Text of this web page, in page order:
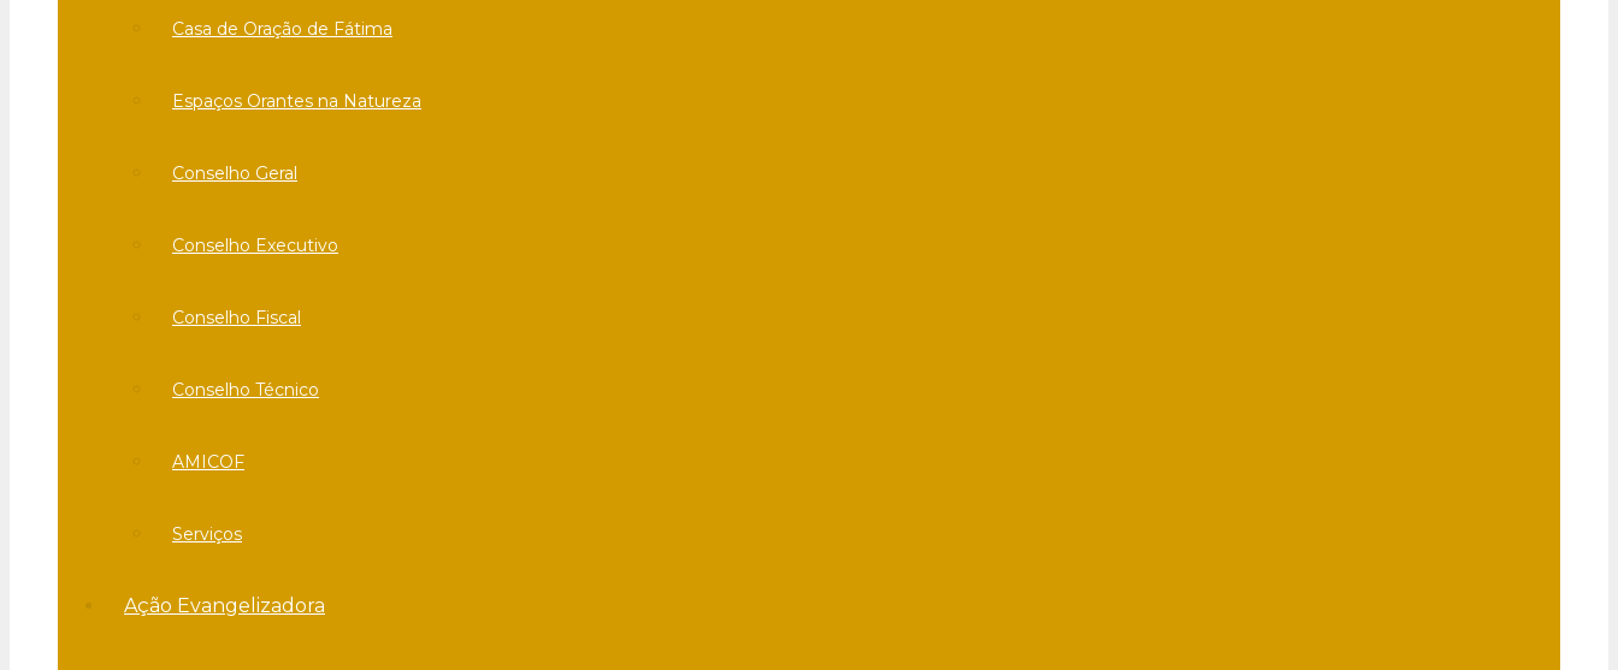
Casa de Oração de Fátima
Espaços Orantes na Natureza
Conselho Geral
Conselho Executivo
Conselho Fiscal
Conselho Técnico
AMICOF
Serviços
Ação Evangelizadora